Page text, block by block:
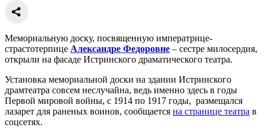
Мемориальную доску, посвященную императрице-
страстотерпице Александре Федоровне – сестре милосердия,
открыли на фасаде Истринского драматического театра.
Установка мемориальной доски на здании Истринского
драмтеатра совсем неслучайна, ведь именно здесь в годы
Первой мировой войны, с 1914 по 1917 годы, размещался
лазарет для раненых воинов, сообщается на странице театра в
соцсетях.